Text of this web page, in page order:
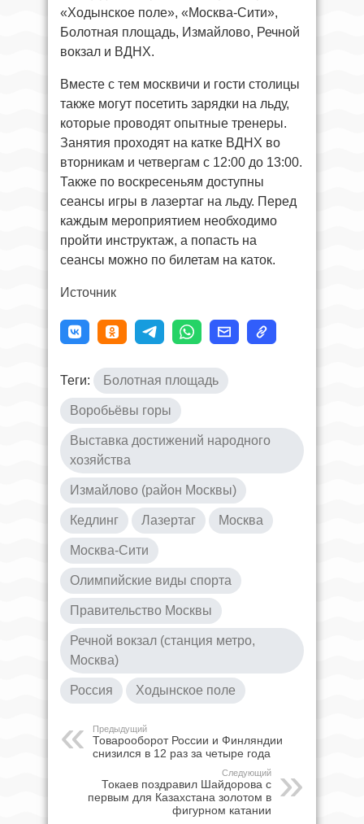
«Ходынское поле», «Москва‑Сити»,
Болотная площадь, Измайлово, Речной
вокзал и ВДНХ.
Вместе с тем москвичи и гости столицы
также могут посетить зарядки на льду,
которые проводят опытные тренеры.
Занятия проходят на катке ВДНХ во
вторникам и четвергам с 12:00 до 13:00.
Также по воскресеньям доступны
сеансы игры в лазертаг на льду. Перед
каждым мероприятием необходимо
пройти инструктаж, а попасть на
сеансы можно по билетам на каток.
Источник
Теги: Болотная площадь
Воробьёвы горы
Выставка достижений народного
хозяйства
Измайлово (район Москвы)
Кедлинг Лазертаг Москва
Москва-Сити
Олимпийские виды спорта
Правительство Москвы
Речной вокзал (станция метро,
Москва)
Россия Ходынское поле
Предыдущий
Товарооборот России и Финляндии
снизился в 12 раз за четыре года
Следующий
Токаев поздравил Шайдорова с
первым для Казахстана золотом в
фигурном катании